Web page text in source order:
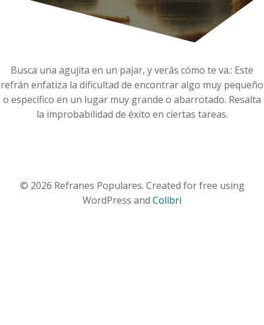
Busca una agujita en un pajar, y verás cómo te va.: Este
refrán enfatiza la dificultad de encontrar algo muy pequeño
o específico en un lugar muy grande o abarrotado. Resalta
la improbabilidad de éxito en ciertas tareas.
© 2026 Refranes Populares. Created for free using
WordPress and Colibri